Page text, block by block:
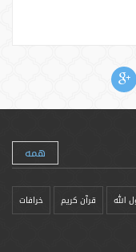
همه
الله قرآن کریم خرافات